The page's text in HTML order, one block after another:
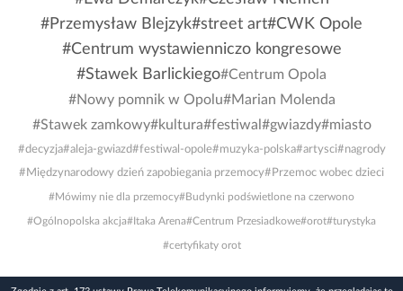
#Przemysław Blejzyk#street art#CWK Opole
#Centrum wystawienniczo kongresowe
#Stawek Barlickiego#Centrum Opola
#Nowy pomnik w Opolu#Marian Molenda
#Stawek zamkowy#kultura#festiwal#gwiazdy#miasto
#decyzja#aleja-gwiazd#festiwal-opole#muzyka-polska#artysci#nagrody
#Międzynarodowy dzień zapobiegania przemocy#Przemoc wobec dzieci
#Mówimy nie dla przemocy#Budynki podświetlone na czerwono
#Ogólnopolska akcja#Itaka Arena#Centrum Przesiadkowe#orot#turystyka
#certyfikaty orot